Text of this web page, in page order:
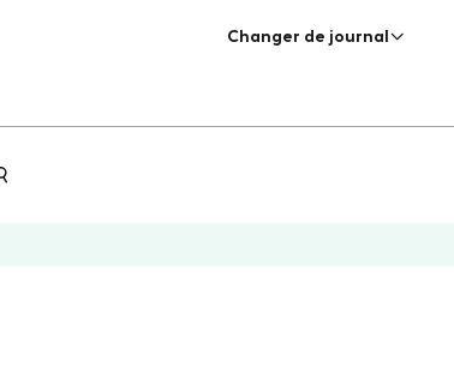
Changer de journal